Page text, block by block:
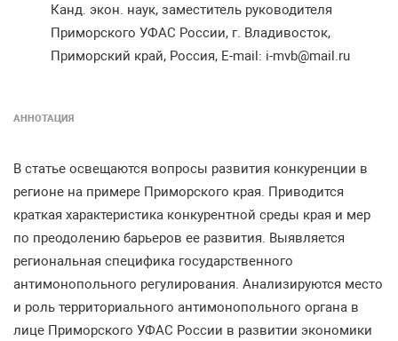
Канд. экон. наук, заместитель руководителя
Приморского УФАС России, г. Владивосток,
Приморский край, Россия, E-mail: i-mvb@mail.ru
АННОТАЦИЯ
В статье освещаются вопросы развития конкуренции в
регионе на примере Приморского края. Приводится
краткая характеристика конкурентной среды края и мер
по преодолению барьеров ее развития. Выявляется
региональная специфика государственного
антимонопольного регулирования. Анализируются место
и роль территориального антимонопольного органа в
лице Приморского УФАС России в развитии экономики